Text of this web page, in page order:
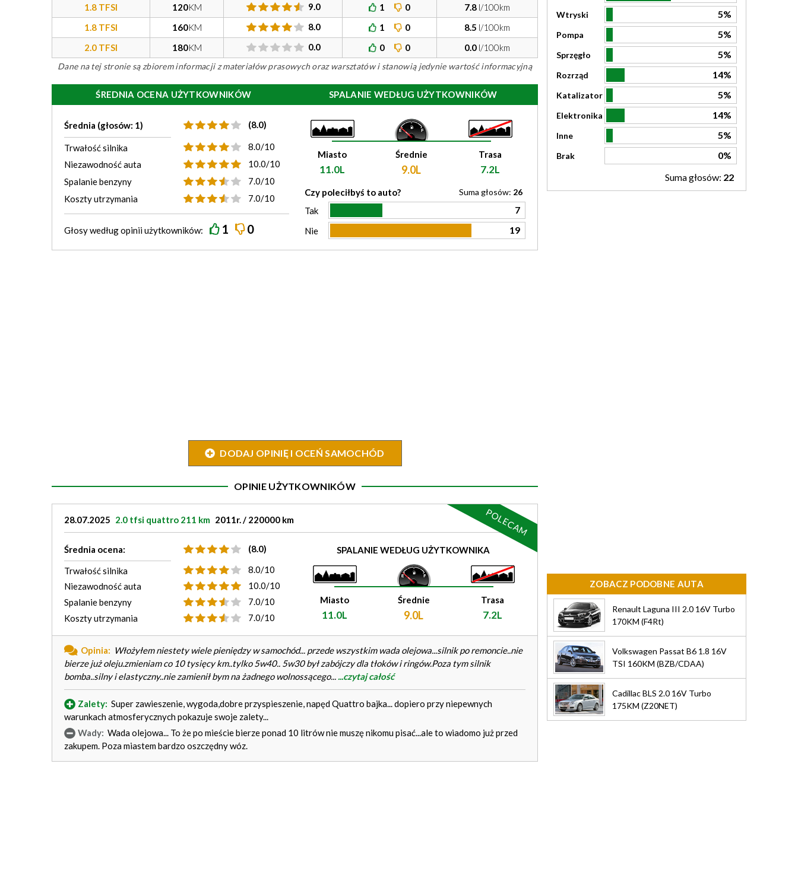
1.8 TFSI
120KM 9.0 1 0 7.8 l/100km
1.8 TFSI
160KM 8.0 1 0 8.5 l/100km
2.0 TFSI
180KM 0.0 0 0 0.0 l/100km
Dane na tej stronie są zbiorem informacji z materiałów prasowych oraz warsztatów i stanowią jedynie wartość informacyjną
ŚREDNIA OCENA UŻYTKOWNIKÓW
Średnia (głosów: 1) (8.0)
Trwałość silnika
8.0/10
Niezawodność auta
10.0/10
Spalanie benzyny
7.0/10
Koszty utrzymania
7.0/10
Głosy wedługopiniiużytkowników: 1 0
SPALANIE WEDŁUG UŻYTKOWNIKÓW
Miasto
11.0L
Średnie
9.0L
Trasa
7.2L
Czy poleciłbyś to auto? Suma głosów: 26
Tak 7
Nie 19
DODAJ OPINIĘ I OCEŃ SAMOCHÓD
OPINIE UŻYTKOWNIKÓW
28.07.2025 2.0 tfsi quattro 211 km 2011r. / 220000 km
Średnia ocena: (8.0)
Trwałość silnika
8.0/10
Niezawodność auta
10.0/10
Spalanie benzyny
7.0/10
Koszty utrzymania
7.0/10
SPALANIE WEDŁUG UŻYTKOWNIKA
Miasto
11.0L
Średnie
9.0L
Trasa
7.2L
Opinia: Włożyłem niestety wiele pieniędzy w samochód... przede wszystkim wada olejowa...silnik po remoncie..nie
bierze już oleju.zmieniam co 10 tysięcy km..tylko 5w40.. 5w30 był zabójczy dla tłoków i ringów.Poza tym silnik
bomba..silny i elastyczny..nie zamienił bym na żadnego wolnossącego... ...czytaj całość
Zalety: Super zawieszenie, wygoda,dobre przyspieszenie, napęd Quattro bajka... dopiero przy niepewnych
warunkach atmosferycznych pokazuje swoje zalety...
Wady: Wada olejowa... To że po mieście bierze ponad 10 litrów nie muszę nikomu pisać...ale to wiadomo już przed
zakupem. Poza miastem bardzo oszczędny wóz.
POLECAM
Wtryski 5%
Pompa 5%
Sprzęgło 5%
Rozrząd 14%
Katalizator 5%
Elektronika 14%
Inne 5%
Brak
0%
Suma głosów: 22
ZOBACZ PODOBNE AUTA
Renault Laguna III 2.0 16V Turbo
170KM (F4Rt)
Volkswagen Passat B6 1.8 16V
TSI 160KM (BZB/CDAA)
Cadillac BLS 2.0 16V Turbo
175KM (Z20NET)